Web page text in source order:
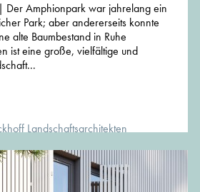
Amphionpark war jahrelang ein
Park; aber andererseits konnte
alte Baumbestand in Ruhe
ist eine große, vielfältige und
Landschaftsarchitekten